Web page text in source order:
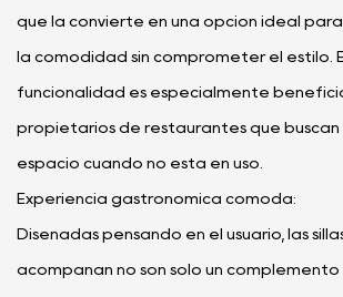
que la convierte en una opción ideal
la comodidad sin comprometer el estilo.
funcionalidad es especialmente
propietarios de restaurantes que buscan
espacio cuando no está en uso.
Experiencia gastronómica cómoda:
Diseñadas pensando en el usuario, las
acompañan no son solo un complemento